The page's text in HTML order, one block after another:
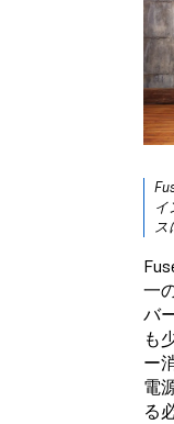
イ
ス
一
バ
も
ー
電
る